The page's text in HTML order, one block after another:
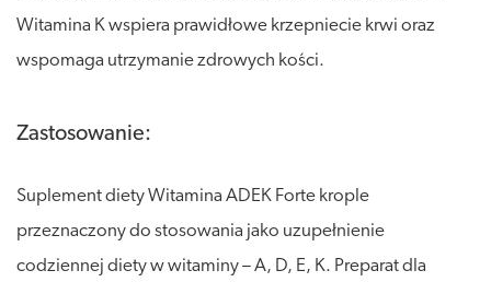
Witamina K wspiera prawidłowe krzepniecie krwi oraz
wspomaga utrzymanie zdrowych kości.
Zastosowanie:
Suplement diety Witamina ADEK Forte krople
przeznaczony do stosowania jako uzupełnienie
codziennej diety w witaminy – A, D, E, K. Preparat dla